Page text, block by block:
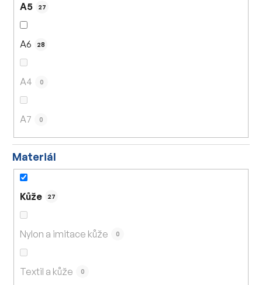
A5 27
A6 28
A4 0
A7 0
Materiál
Kůže 27
Nylon a imitace kůže 0
Textil a kůže 0